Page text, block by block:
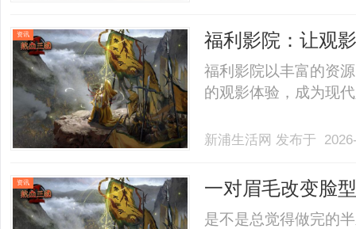
资讯 福利影院：让观
福利影院以丰富的资
的观影体验，成为现
新浦生活网 发布于
资讯
一对眉毛改变脸
性眉形解法！久
是不是总觉得做完的